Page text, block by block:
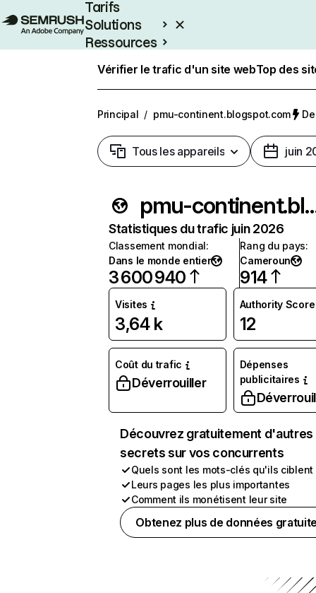
Tarifs
Solutions
Ressources
Vérifier le trafic d'un site webTop des
Principal / pmu-continent.blogspot.com
Tous les appareils juin
pmu-
Statistiques du trafic juin 2026
Classement mondial:
Dans le monde entier
3 600 940
Rang du pays:
Cameroun
914
Visites
3,64 k
Authority Score
12
Coût du trafic
Déverrouiller
Dépenses
publicitaires
Découvrez gratuitement d'autres
secrets sur vos concurrents
Quels sont les mots-clés qu'ils ciblent
Leurs pages les plus importantes
Comment ils monétisent leur site
Obtenez plus de données